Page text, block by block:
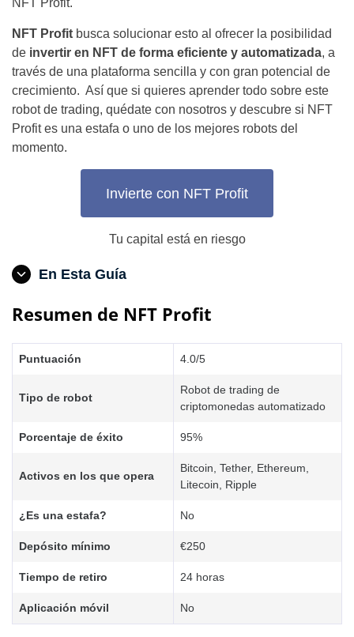
NFT Profit.
NFT Profit busca solucionar esto al ofrecer la posibilidad
de invertir en NFT de forma eficiente y automatizada, a
través de una plataforma sencilla y con gran potencial de
crecimiento. Así que si quieres aprender todo sobre este
robot de trading, quédate con nosotros y descubre si NFT
Profit es una estafa o uno de los mejores robots del
momento.
Invierte con NFT Profit
Tu capital está en riesgo
En Esta Guía
Resumen de NFT Profit
Puntuación 4.0/5
Tipo de robot
Robot de trading de
criptomonedas automatizado
Porcentaje de éxito 95%
Activos en los que opera
Bitcoin, Tether, Ethereum,
Litecoin, Ripple
¿Es una estafa? No
Depósito mínimo €250
Tiempo de retiro 24 horas
Aplicación móvil No